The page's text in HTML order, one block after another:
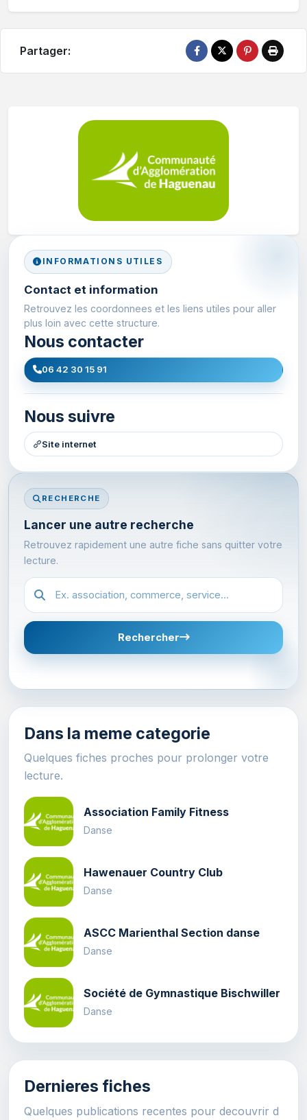
Partager:
INFORMATIONS UTILES
Contact et information
Retrouvez les coordonnees et les liens utiles pour aller
plus loin avec cette structure.
Nous contacter
06 42 30 15 91
Nous suivre
Site internet
RECHERCHE
Lancer une autre recherche
Retrouvez rapidement une autre fiche sans quitter votre
lecture.
Recherche dans l'annuaire
Rechercher
Dans la meme categorie
Quelques fiches proches pour prolonger votre
lecture.
Association Family Fitness
Danse
Hawenauer Country Club
Danse
ASCC Marienthal Section danse
Danse
Société de Gymnastique Bischwiller
Danse
Dernieres fiches
Quelques publications recentes pour decouvrir d